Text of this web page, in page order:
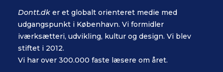
Dontt.dk er et globalt orienteret medie med
udgangspunkt i København. Vi formidler
iværksætteri, udvikling, kultur og design. Vi blev
stiftet i 2012.
Vi har over 300.000 faste læsere om året.